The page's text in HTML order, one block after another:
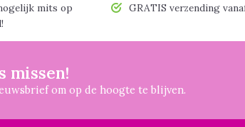
mits op
GRATIS verzending
missen!
om op de hoogte te blijven.